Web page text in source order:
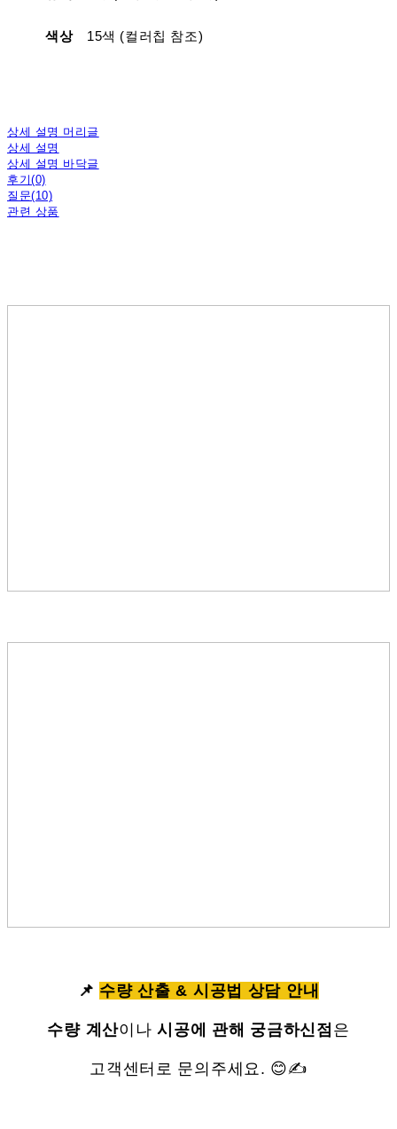
색상 15색 (컬러칩 참조)
상세 설명 머리글
상세 설명
상세 설명 바닥글
후기(0)
질문(10)
관련 상품
📌 수량 산출 & 시공법 상담 안내
수량 계산이나시공에 관해 궁금하신점 은
고객센터로 문의주세요. 😊✍